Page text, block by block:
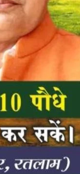
स्वदेशी मेला 28